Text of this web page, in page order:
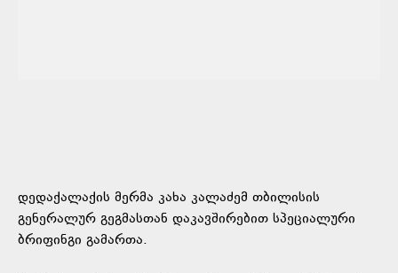
დედაქალაქის მერმა კახა კალაძემ თბილისის
გენერალურ გეგმასთან დაკავშირებით სპეციალური
ბრიფინგი გამართა.